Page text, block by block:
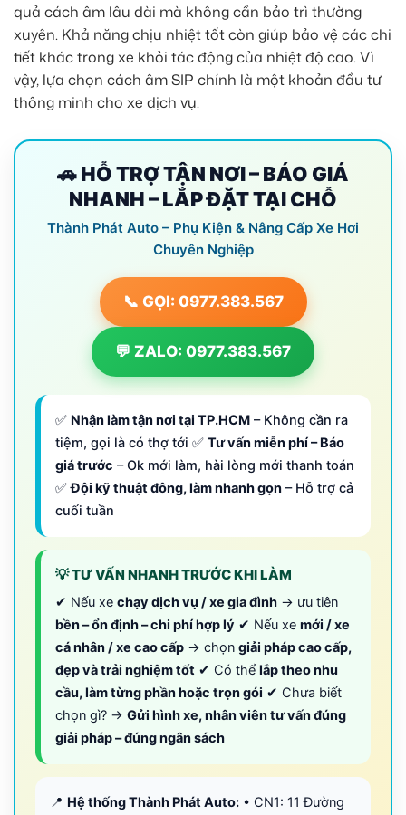
quả cách âm lâu dài mà không cần bảo trì thường
xuyên. Khả năng chịu nhiệt tốt còn giúp bảo vệ các chi
tiết khác trong xe khỏi tác động của nhiệt độ cao. Vì
vậy, lựa chọn cách âm SIP chính là một khoản đầu tư
thông minh cho xe dịch vụ.
🚗 HỖ TRỢ TẬN NƠI – BÁO GIÁ
NHANH – LẮP ĐẶT TẠI CHỖ
Thành Phát Auto – Phụ Kiện & Nâng Cấp Xe Hơi
Chuyên Nghiệp
📞 GỌI: 0977.383.567
💬 ZALO: 0977.383.567
✅ Nhận làm tận nơi tại TP.HCM – Không cần ra
tiệm, gọi là có thợ tới ✅ Tư vấn miễn phí – Báo
giá trước – Ok mới làm, hài lòng mới thanh toán
✅Đội kỹ thuật đông, làm nhanh gọn – Hỗ trợ cả
cuối tuần
💡 TƯ VẤN NHANH TRƯỚC KHI LÀM
✔ Nếu xe chạy dịch vụ / xe gia đình → ưu tiên
bền – ổn định – chi phí hợp lý ✔ Nếu xe mới / xe
cá nhân / xe cao cấp → chọn giải pháp cao cấp,
đẹp và trải nghiệm tốt ✔ Có thể lắp theo nhu
cầu, làm từng phần hoặc trọn gói ✔ Chưa biết
chọn gì? → Gửi hình xe, nhân viên tư vấn đúng
giải pháp – đúng ngân sách
📍 Hệ thống Thành Phát Auto: • CN1: 11 Đường